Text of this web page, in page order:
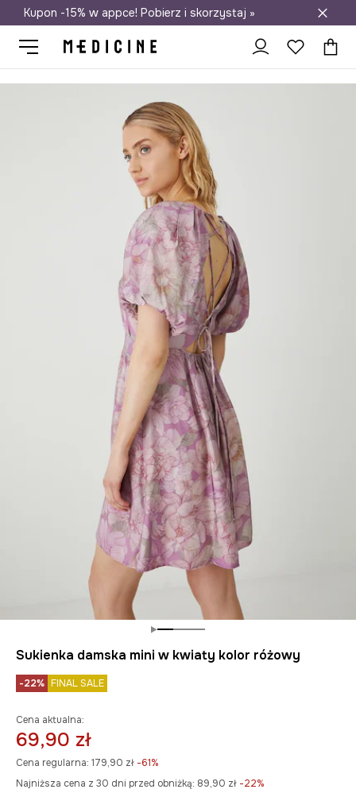
Darmowa dostawa do salonów
Kupon -15% w appce! Pobierz i skorzystaj »
Sukienka damska mini w kwiaty kolor różowy
-22% FINAL SALE
Cena aktualna:
69,90 zł
Cena regularna: 179,90 zł -61%
Najniższa cena z 30 dni przed obniżką: 89,90 zł -22%